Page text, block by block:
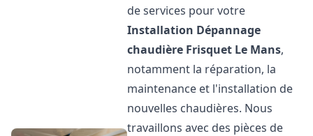
de services pour votre
Installation Dépannage
chaudière Frisquet Le Mans,
notamment la réparation, la
maintenance et l'installation de
nouvelles chaudières. Nous
travaillons avec des pièces de